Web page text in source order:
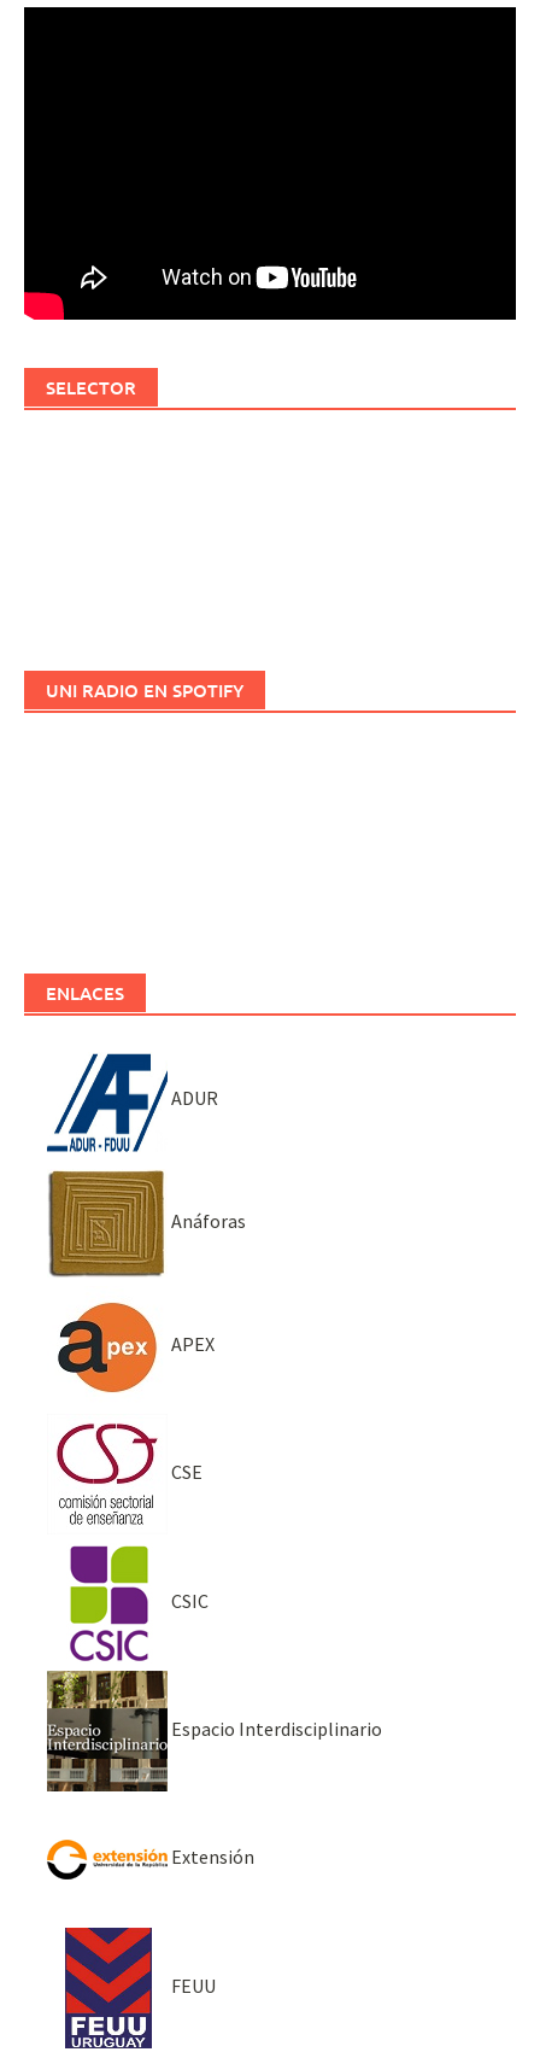
SELECTOR
UNI RADIO EN SPOTIFY
ENLACES
ADUR
Anáforas
APEX
CSE
CSIC
Espacio Interdisciplinario
Extensión
FEUU